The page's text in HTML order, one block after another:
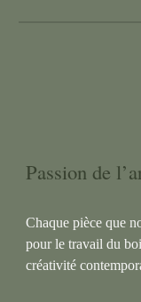
Passion de
Chaque pièce que
pour le travail du
créativité